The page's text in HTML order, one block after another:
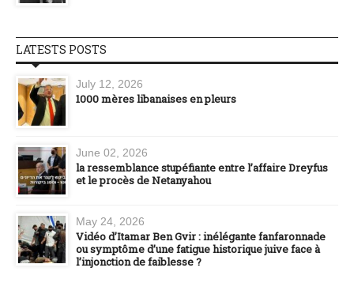
LATESTS POSTS
July 12, 2026
1000 mères libanaises en pleurs
June 02, 2026
la ressemblance stupéfiante entre l’affaire Dreyfus
et le procès de Netanyahou
May 24, 2026
Vidéo d’Itamar Ben Gvir : inélégante fanfaronnade
ou symptôme d’une fatigue historique juive face à
l’injonction de faiblesse ?